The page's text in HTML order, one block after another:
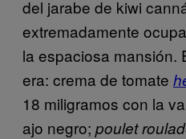
del jarabe de kiwi
extremadamente
la espaciosa mansión.
era: crema de tomate
18 miligramos con la
ajo negro; poulet